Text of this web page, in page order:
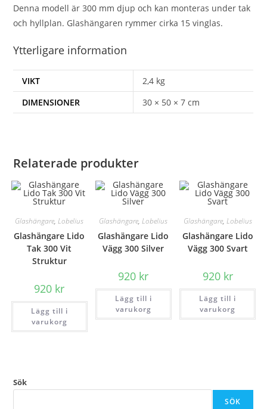
Denna modell är 300 mm djup och kan monteras under tak
och hyllplan. Glashängaren rymmer cirka 15 vinglas.
Ytterligare information
VIKT
2,4 kg
DIMENSIONER
30 × 50 × 7 cm
Relaterade produkter
Glashängare,Lobelius
Glashängare Lido
Tak 300 Vit
Struktur
920 kr
Lägg till i
varukorg
Glashängare,Lobelius
Glashängare Lido
Vägg 300 Silver
920 kr
Lägg till i
varukorg
Glashängare, Lobelius
Glashängare Lido
Vägg 300 Svart
920 kr
Lägg till i
varukorg
Sök
SÖK